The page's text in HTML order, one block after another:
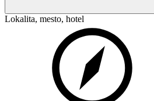
Lokalita, mesto, hotel